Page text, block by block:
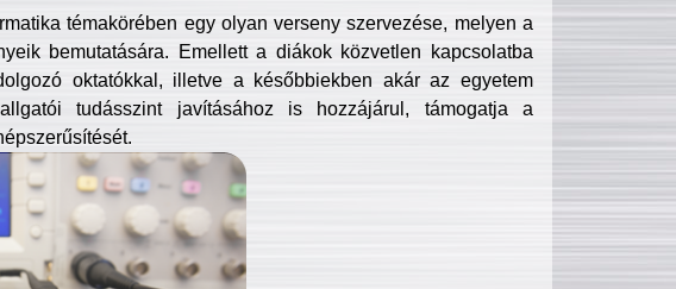
témakörében egy olyan verseny szervezése, melyen a
bemutatására. Emellett a diákok közvetlen kapcsolatba
oktatókkal, illetve a későbbiekben akár az egyetem
tudásszint javításához is hozzájárul, támogatja a